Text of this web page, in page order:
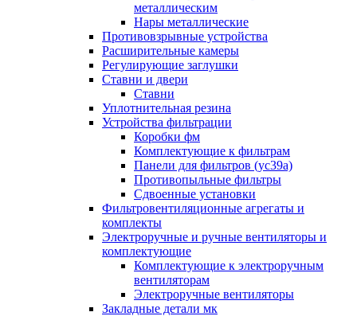
металлическим
Нары металлические
Противовзрывные устройства
Расширительные камеры
Регулирующие заглушки
Ставни и двери
Ставни
Уплотнительная резина
Устройства фильтрации
Коробки фм
Комплектующие к фильтрам
Панели для фильтров (ус39а)
Противопыльные фильтры
Сдвоенные установки
Фильтровентиляционные агрегаты и
комплекты
Электроручные и ручные вентиляторы и
комплектующие
Комплектующие к электроручным
вентиляторам
Электроручные вентиляторы
Закладные детали мк